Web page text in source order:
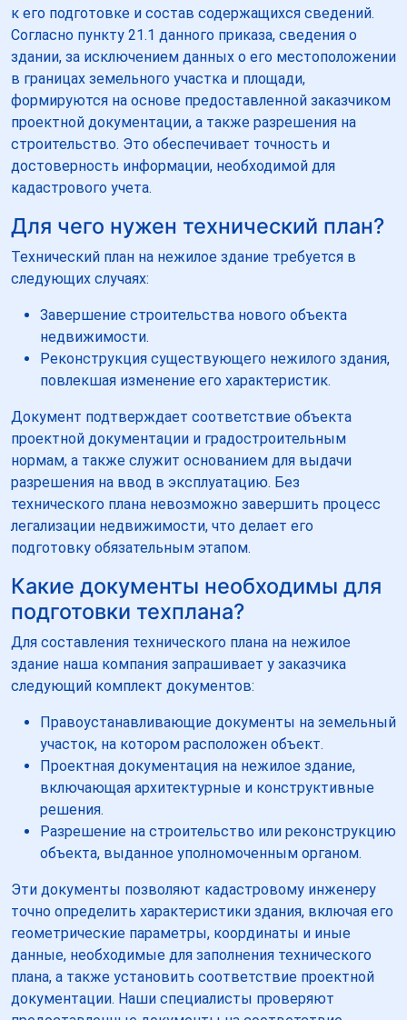
к его подготовке и состав содержащихся сведений.
Согласно пункту 21.1 данного приказа, сведения о
здании, за исключением данных о его местоположении
в границах земельного участка и площади,
формируются на основе предоставленной заказчиком
проектной документации, а также разрешения на
строительство. Это обеспечивает точность и
достоверность информации, необходимой для
кадастрового учета.
Для чего нужен технический план?
Технический план на нежилое здание требуется в
следующих случаях:
Завершение строительства нового объекта
недвижимости.
Реконструкция существующего нежилого здания,
повлекшая изменение его характеристик.
Документ подтверждает соответствие объекта
проектной документации и градостроительным
нормам, а также служит основанием для выдачи
разрешения на ввод в эксплуатацию. Без
технического плана невозможно завершить процесс
легализации недвижимости, что делает его
подготовку обязательным этапом.
Какие документы необходимы для
подготовки техплана?
Для составления технического плана на нежилое
здание наша компания запрашивает у заказчика
следующий комплект документов:
Правоустанавливающие документы на земельный
участок, на котором расположен объект.
Проектная документация на нежилое здание,
включающая архитектурные и конструктивные
решения.
Разрешение на строительство или реконструкцию
объекта, выданное уполномоченным органом.
Эти документы позволяют кадастровому инженеру
точно определить характеристики здания, включая его
геометрические параметры, координаты и иные
данные, необходимые для заполнения технического
плана, а также установить соответствие проектной
документации. Наши специалисты проверяют